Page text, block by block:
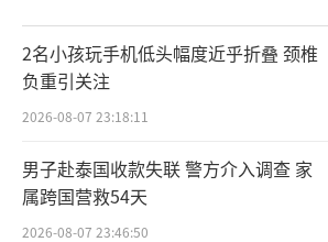
2名小孩玩手机低头幅度近乎折叠 颈椎
负重引关注
2026-08-07 23:18:11
男子赴泰国收款失联 警方介入调查 家
属跨国营救54天
2026-08-07 23:46:50